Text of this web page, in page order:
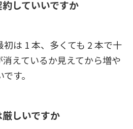
していいですか
は 1 本、多くても 2 本で十
えているか見えてから増や
す。
しいですか